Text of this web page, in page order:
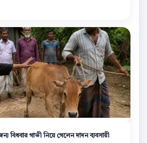
বিধবার গাভী নিয়ে গেলেন দাদন ব্যবসায়ী